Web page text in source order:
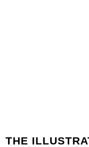
THE